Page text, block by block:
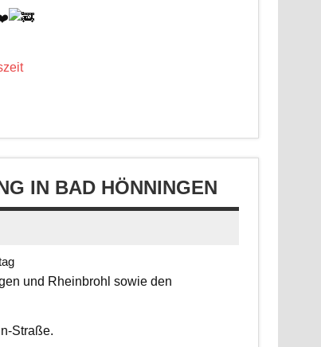
IN BAD HÖNNINGEN
und Rheinbrohl sowie den
Straße.